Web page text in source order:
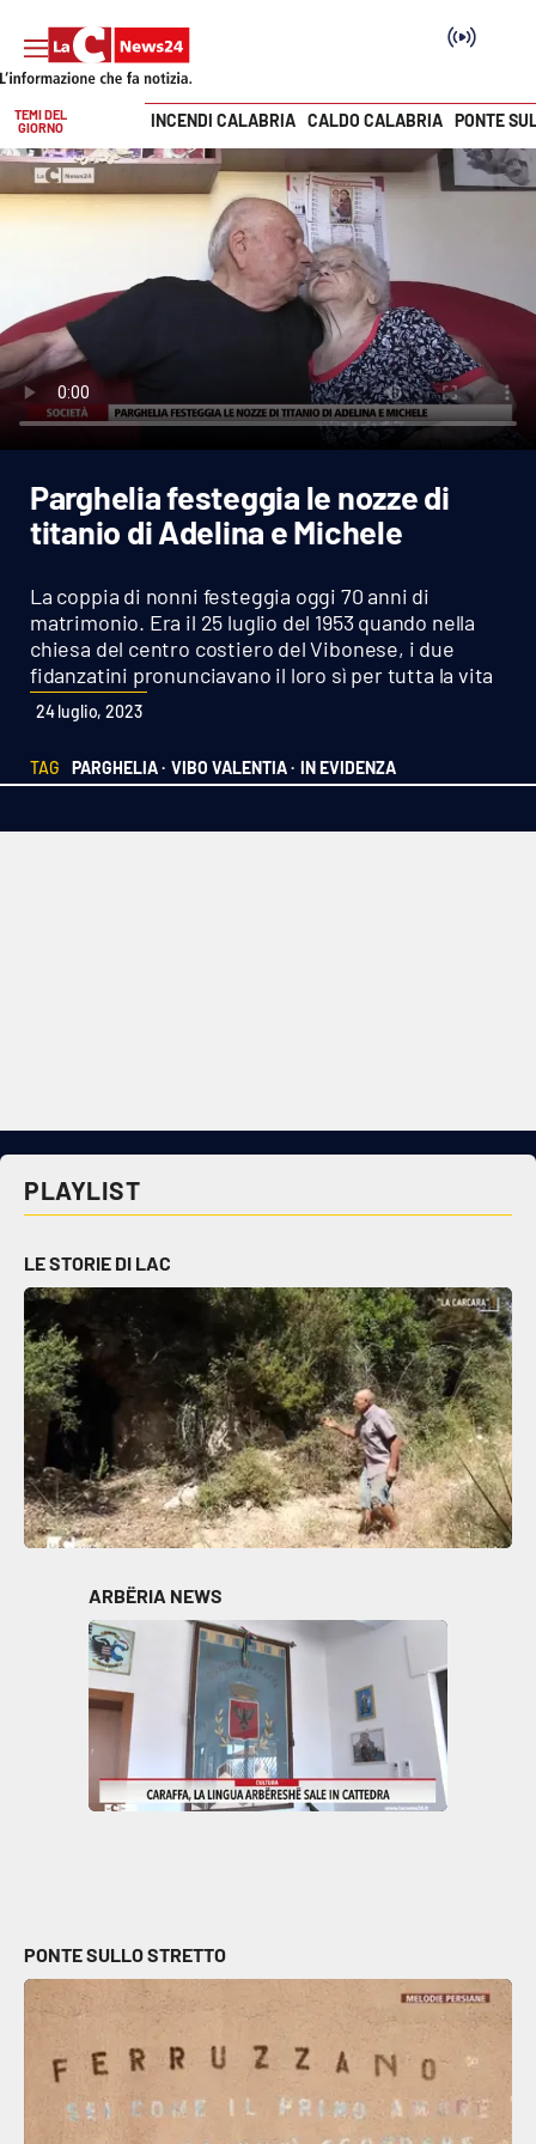
SEZIONI
Politica
Attualità
Economia e lavoro
Italia Mondo
Sport
Cultura
Economia e Lavoro
Sanità
Società
Sport
RUBRICHE
Parchi Marini Calabria
Leggendo Alvaro insieme
Imprese Di Calabria
Le perfidie di Antonella Grippo
STREAMING
LaC TV
LaC Network
Vai
TEMI DEL
GIORNO
INCENDI CALABRIA CALDO CALABRIA PONTE
Parghelia festeggia le nozze di
titanio di Adelina e Michele
La coppia di nonni festeggia oggi 70 anni di
matrimonio. Era il 25 luglio del 1953 quando nella
chiesa del centro costiero del Vibonese, i due
fidanzatini pronunciavano il loro sì per tutta la vita
24 luglio, 2023
TAG PARGHELIA · VIBO VALENTIA · IN EVIDENZA
PLAYLIST
LE STORIE DI LAC
ARBËRIA NEWS
PONTE SULLO STRETTO